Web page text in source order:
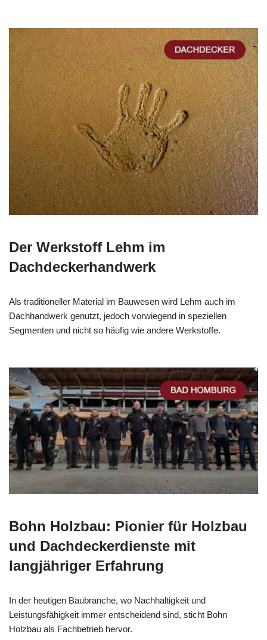
Der Werkstoff Lehm im
Dachdeckerhandwerk
Als traditioneller Material im Bauwesen wird Lehm auch im
Dachhandwerk genutzt, jedoch vorwiegend in speziellen
Segmenten und nicht so häufig wie andere Werkstoffe.
Bohn Holzbau: Pionier für Holzbau
und Dachdeckerdienste mit
langjähriger Erfahrung
In der heutigen Baubranche, wo Nachhaltigkeit und
Leistungsfähigkeit immer entscheidend sind, sticht Bohn
Holzbau als Fachbetrieb hervor.